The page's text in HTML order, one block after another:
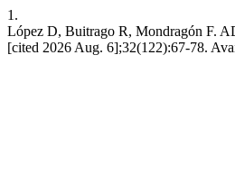
1.
López D, Buitrago R, Mondragón F.
[cited 2026 Aug. 6];32(122):67-78.